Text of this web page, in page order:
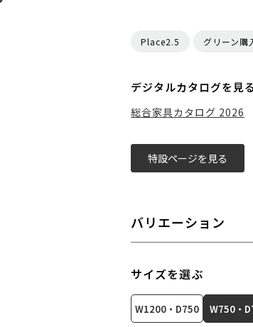
Place2.5 グリーン購
デジタルカタログを見
総合家具カタログ 2026
特設ページを見る
バリエーション
サイズを選ぶ
W1200・D750 W750・